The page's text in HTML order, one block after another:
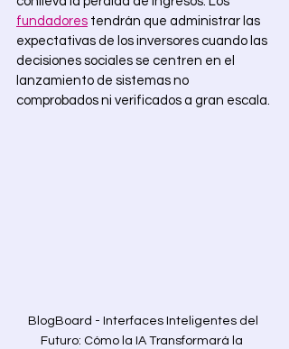
fundadores tendrán que administrar las
expectativas de los inversores cuando las
decisiones sociales se centren en el
lanzamiento de sistemas no
comprobados ni verificados a gran escala.
BlogBoard - Interfaces Inteligentes del
Futuro: Cómo la IA Transformará la